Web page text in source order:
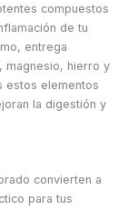
compuestos
de tu
entrega
magnesio, hierro y
estos elementos
la digestión y
convierten a
para tus